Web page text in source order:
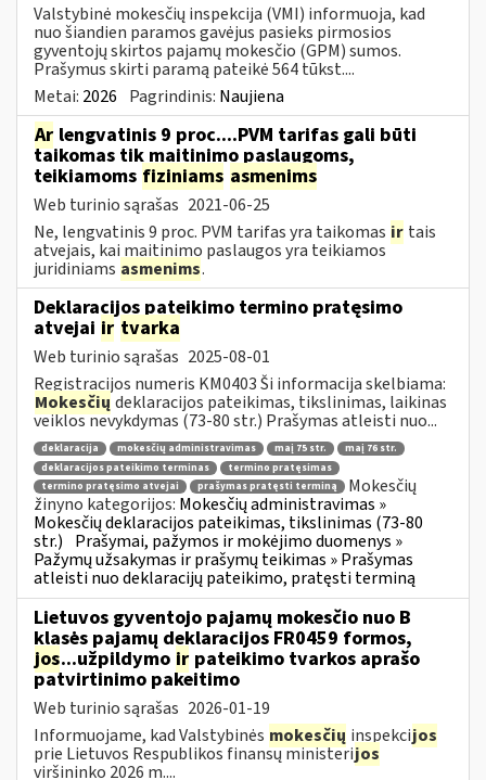
Valstybinė mokesčių inspekcija (VMI) informuoja, kad
nuo šiandien paramos gavėjus pasieks pirmosios
gyventojų skirtos pajamų mokesčio (GPM) sumos.
Prašymus skirti paramą pateikė 564 tūkst....
Metai: 2026 Pagrindinis: Naujiena
Ar lengvatinis 9 proc....PVM tarifas gali būti
taikomas tik maitinimo paslaugoms,
teikiamoms fiziniams asmenims
Web turinio sąrašas 2021-06-25
Ne, lengvatinis 9 proc. PVM tarifas yra taikomas ir tais
atvejais, kai maitinimo paslaugos yra teikiamos
juridiniams asmenims.
Deklaracijos pateikimo termino pratęsimo
atvejai ir tvarka
Web turinio sąrašas 2025-08-01
Registracijos numeris KM0403 Ši informacija skelbiama:
Mokesčių deklaracijos pateikimas, tikslinimas, laikinas
veiklos nevykdymas (73-80 str.) Prašymas atleisti nuo...
deklaracija mokesčių administravimas maį 75 str.
maį 76 str.
deklaracijos pateikimo terminas
termino pratęsimas
termino pratęsimo atvejai
prašymas pratęsti terminą
Mokesčių
žinyno kategorijos: Mokesčių administravimas »
Mokesčių deklaracijos pateikimas, tikslinimas (73-80
str.) Prašymai, pažymos ir mokėjimo duomenys »
Pažymų užsakymas ir prašymų teikimas » Prašymas
atleisti nuo deklaracijų pateikimo, pratęsti terminą
Lietuvos gyventojo pajamų mokesčio nuo B
klasės pajamų deklaracijos FR0459 formos,
jos...užpildymo ir pateikimo tvarkos aprašo
patvirtinimo pakeitimo
Web turinio sąrašas 2026-01-19
Informuojame, kad Valstybinės mokesčių inspekcijos
prie Lietuvos Respublikos finansų ministerijos
viršininko 2026 m....